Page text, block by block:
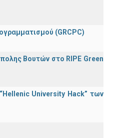
(GRCPC)
Βουτών στο RIPE Green
University Hack” των